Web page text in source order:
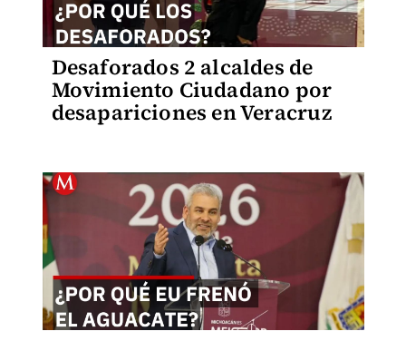
Desaforados 2 alcaldes de
Movimiento Ciudadano por
desapariciones en Veracruz